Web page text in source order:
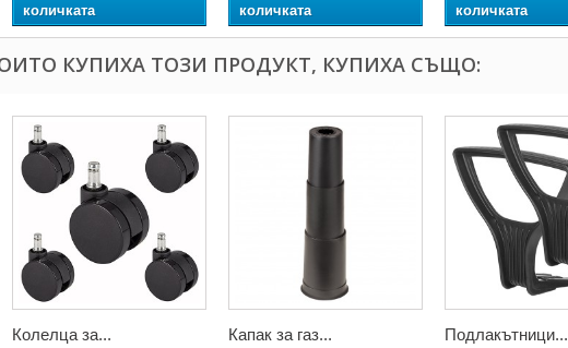
количката
количката
количката
КУПИХА ТОЗИ ПРОДУКТ, КУПИХА СЪЩО:
Колелца за... Капак за газ... Подлакътници...